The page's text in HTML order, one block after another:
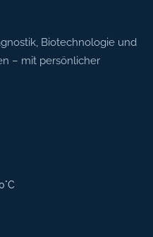
Biotechnologie und
– mit persönlicher